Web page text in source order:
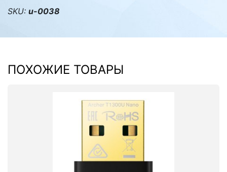
SKU: u-0038
ПОХОЖИЕ ТОВАРЫ